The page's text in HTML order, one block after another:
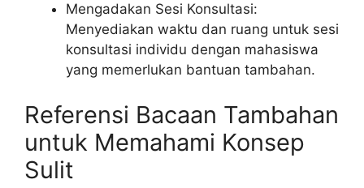
Mengadakan Sesi Konsultasi:
Menyediakan waktu dan ruang untuk sesi
konsultasi individu dengan mahasiswa
yang memerlukan bantuan tambahan.
Referensi Bacaan Tambahan
untuk Memahami Konsep
Sulit